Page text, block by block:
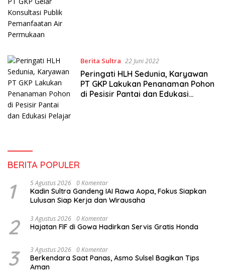
Berita Sultra 22 Juni 2022
Peringati HLH Sedunia, Karyawan
PT GKP Lakukan Penanaman Pohon
di Pesisir Pantai dan Edukasi
BERITA POPULER
1 5 Agustus 2026 0 Komentar
Kadin Sultra Gandeng IAI Rawa Aopa, Fokus Siapkan
Lulusan Siap Kerja dan Wirausaha
2 3 Agustus 2026 0 Komentar
Hajatan FIF di Gowa Hadirkan Servis Gratis Honda
3 3 Agustus 2026 0 Komentar
Berkendara Saat Panas, Asmo Sulsel Bagikan Tips
Aman